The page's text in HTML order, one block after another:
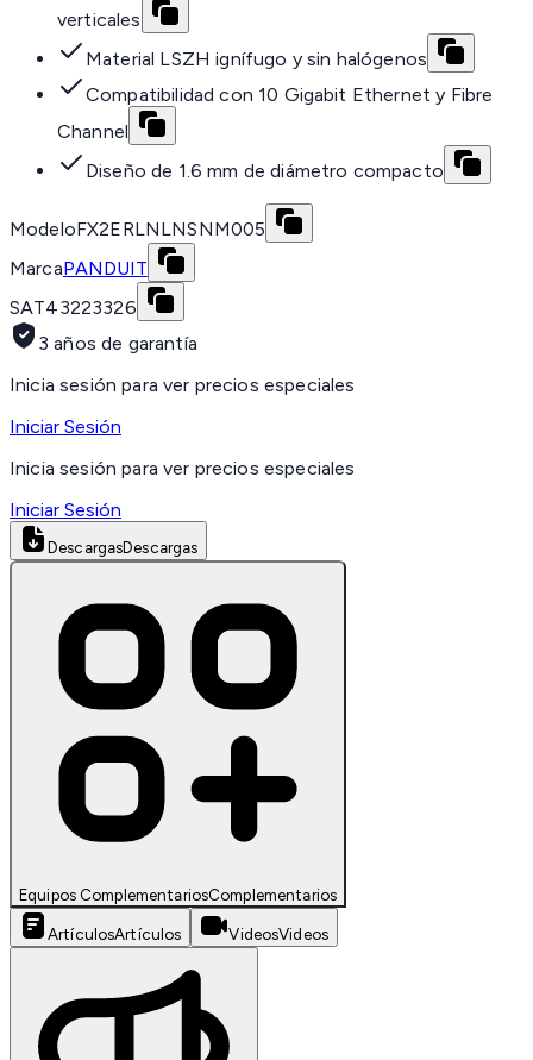
verticales
Material LSZH ignífugo y sin halógenos
Compatibilidad con 10 Gigabit Ethernet y Fibre
Channel
Diseño de 1.6 mm de diámetro compacto
ModeloFX2ERLNLNSNM005
MarcaPANDUIT
SAT43223326
3 años de garantía
Inicia sesión para ver precios especiales
Iniciar Sesión
Inicia sesión para ver precios especiales
Iniciar Sesión
DescargasDescargas
Equipos ComplementariosComplementarios
ArtículosArtículos VideosVideos